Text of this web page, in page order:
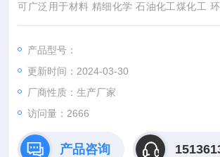
可广泛用于材料 精细化学 石油化工煤化工 环
药 科研教学等领域。
和校准。
可用于做为露点发生器，可产生流量稳定的
产品型号：
更新时间：2024-03-30
厂商性质：生产厂家
访问量：2666
产品咨询